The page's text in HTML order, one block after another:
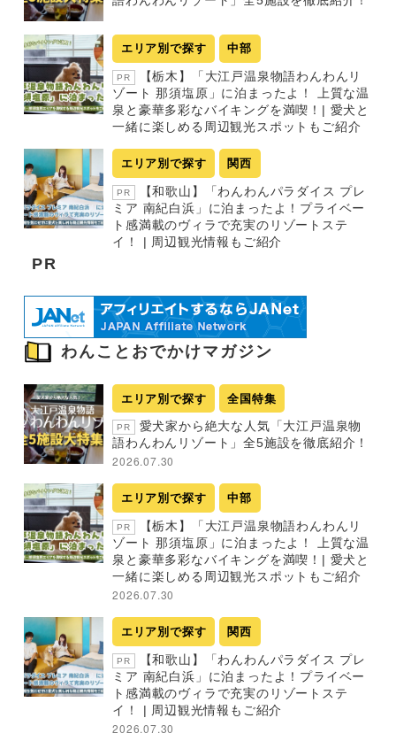
エリア別で探す 中部
PR
【栃木】「大江戸温泉物語わんわんリ
ゾート 那須塩原」に泊まったよ！ 上質な温
泉と豪華多彩なバイキングを満喫！| 愛犬と
一緒に楽しめる周辺観光スポットもご紹介
エリア別で探す 関西
PR
【和歌山】「わんわんパラダイス プレ
ミア 南紀白浜」に泊まったよ！プライベー
ト感満載のヴィラで充実のリゾートステ
イ！ | 周辺観光情報もご紹介
PR
わんことおでかけマガジン
エリア別で探す 全国特集
PR
愛犬家から絶大な人気「大江戸温泉物
語わんわんリゾート」全5施設を徹底紹介！
2026.07.30
エリア別で探す 中部
PR
【栃木】「大江戸温泉物語わんわんリ
ゾート 那須塩原」に泊まったよ！ 上質な温
泉と豪華多彩なバイキングを満喫！| 愛犬と
一緒に楽しめる周辺観光スポットもご紹介
2026.07.30
エリア別で探す 関西
PR
【和歌山】「わんわんパラダイス プレ
ミア 南紀白浜」に泊まったよ！プライベー
ト感満載のヴィラで充実のリゾートステ
イ！ | 周辺観光情報もご紹介
2026.07.30